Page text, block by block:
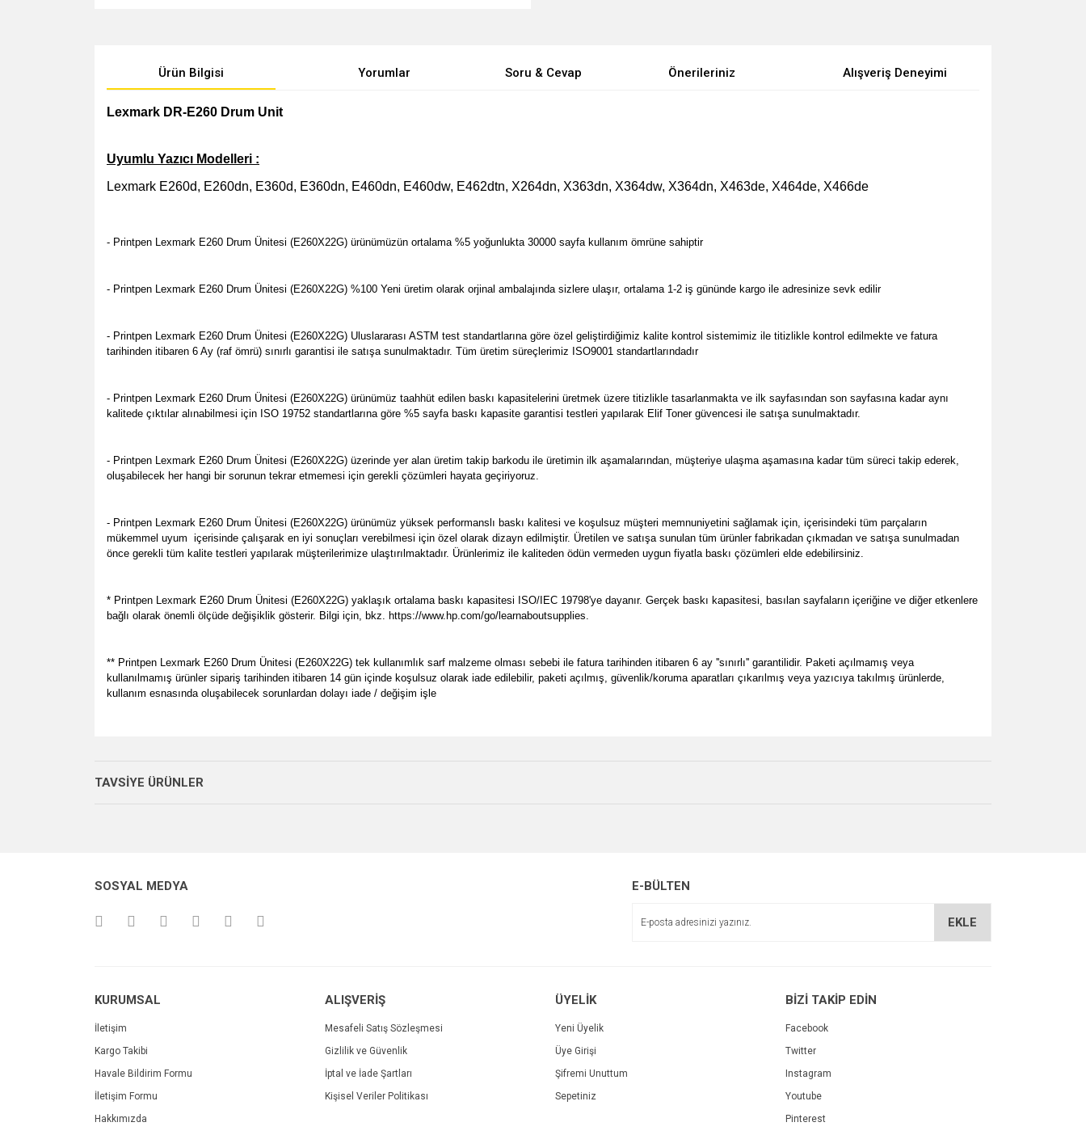
Ürün Bilgisi Yorumlar Soru & Cevap Önerileriniz Alışveriş Deneyimi
Lexmark DR-E260 Drum Unit
Uyumlu Yazıcı Modelleri :
Lexmark E260d, E260dn, E360d, E360dn, E460dn, E460dw, E462dtn, X264dn, X363dn, X364dw, X364dn, X463de, X464de, X466de
- Printpen Lexmark E260 Drum Ünitesi (E260X22G) ürünümüzün ortalama %5 yoğunlukta 30000 sayfa kullanım ömrüne sahiptir
- Printpen Lexmark E260 Drum Ünitesi (E260X22G) %100 Yeni üretim olarak orjinal ambalajında sizlere ulaşır, ortalama 1-2 iş gününde kargo ile adresinize sevk edilir
- Printpen Lexmark E260 Drum Ünitesi (E260X22G) Uluslararası ASTM test standartlarına göre özel geliştirdiğimiz kalite kontrol sistemimiz ile titizlikle kontrol edilmekte ve fatura
tarihinden itibaren 6 Ay (raf ömrü) sınırlı garantisi ile satışa sunulmaktadır. Tüm üretim süreçlerimiz ISO9001 standartlarındadır
- Printpen Lexmark E260 Drum Ünitesi (E260X22G) ürünümüz taahhüt edilen baskı kapasitelerini üretmek üzere titizlikle tasarlanmakta ve ilk sayfasından son sayfasına kadar aynı
kalitede çıktılar alınabilmesi için ISO 19752 standartlarına göre %5 sayfa baskı kapasite garantisi testleri yapılarak Elif Toner güvencesi ile satışa sunulmaktadır.
- Printpen Lexmark E260 Drum Ünitesi (E260X22G) üzerinde yer alan üretim takip barkodu ile üretimin ilk aşamalarından, müşteriye ulaşma aşamasına kadar tüm süreci takip ederek,
oluşabilecek her hangi bir sorunun tekrar etmemesi için gerekli çözümleri hayata geçiriyoruz.
- Printpen Lexmark E260 Drum Ünitesi (E260X22G) ürünümüz yüksek performanslı baskı kalitesi ve koşulsuz müşteri memnuniyetini sağlamak için, içerisindeki tüm parçaların
mükemmel uyum içerisinde çalışarak en iyi sonuçları verebilmesi için özel olarak dizayn edilmiştir. Üretilen ve satışa sunulan tüm ürünler fabrikadan çıkmadan ve satışa sunulmadan
önce gerekli tüm kalite testleri yapılarak müşterilerimize ulaştırılmaktadır. Ürünlerimiz ile kaliteden ödün vermeden uygun fiyatla baskı çözümleri elde edebilirsiniz.
* Printpen Lexmark E260 Drum Ünitesi (E260X22G) yaklaşık ortalama baskı kapasitesi ISO/IEC 19798'ye dayanır. Gerçek baskı kapasitesi, basılan sayfaların içeriğine ve diğer etkenlere
bağlı olarak önemli ölçüde değişiklik gösterir. Bilgi için, bkz. https://www.hp.com/go/learnaboutsupplies.
** Printpen Lexmark E260 Drum Ünitesi (E260X22G) tek kullanımlık sarf malzeme olması sebebi ile fatura tarihinden itibaren 6 ay ''sınırlı'' garantilidir. Paketi açılmamış veya
kullanılmamış ürünler sipariş tarihinden itibaren 14 gün içinde koşulsuz olarak iade edilebilir, paketi açılmış, güvenlik/koruma aparatları çıkarılmış veya yazıcıya takılmış ürünlerde,
kullanım esnasında oluşabilecek sorunlardan dolayı iade / değişim işle
Bu ürüne benzer farklı alternatifler olmalı.
Gönder
Çok iyi ve anlaşılabilir alışveriş yapabiliyorum
TAVSİYE ÜRÜNLER
SOSYAL MEDYA E-BÜLTEN
EKLE
KURUMSAL
İletişim
Kargo Takibi
Havale Bildirim Formu
İletişim Formu
Hakkımızda
ALIŞVERİŞ
Mesafeli Satış Sözleşmesi
Gizlilik ve Güvenlik
İptal ve İade Şartları
Kişisel Veriler Politikası
ÜYELİK
Yeni Üyelik
Üye Girişi
Şifremi Unuttum
Sepetiniz
BİZİ TAKİP EDİN
Facebook
Twitter
Instagram
Youtube
Pinterest